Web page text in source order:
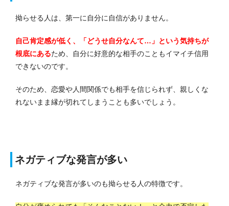
拗らせる人は、第一に自分に自信がありません。
自己肯定感が低く、「どうせ自分なんて…」という気持ちが
根底にあるため、自分に好意的な相手のこともイマイチ信用
できないのです。
そのため、恋愛や人間関係でも相手を信じられず、親しくな
れないまま縁が切れてしまうことも多いでしょう。
ネガティブな発言が多い
ネガティブな発言が多いのも拗らせる人の特徴です。